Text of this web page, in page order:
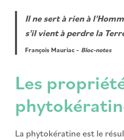
Il ne sert à rien à
s'il vient à perdre la
François Mauriac – Bloc-notes
Les
La phytokératine est le